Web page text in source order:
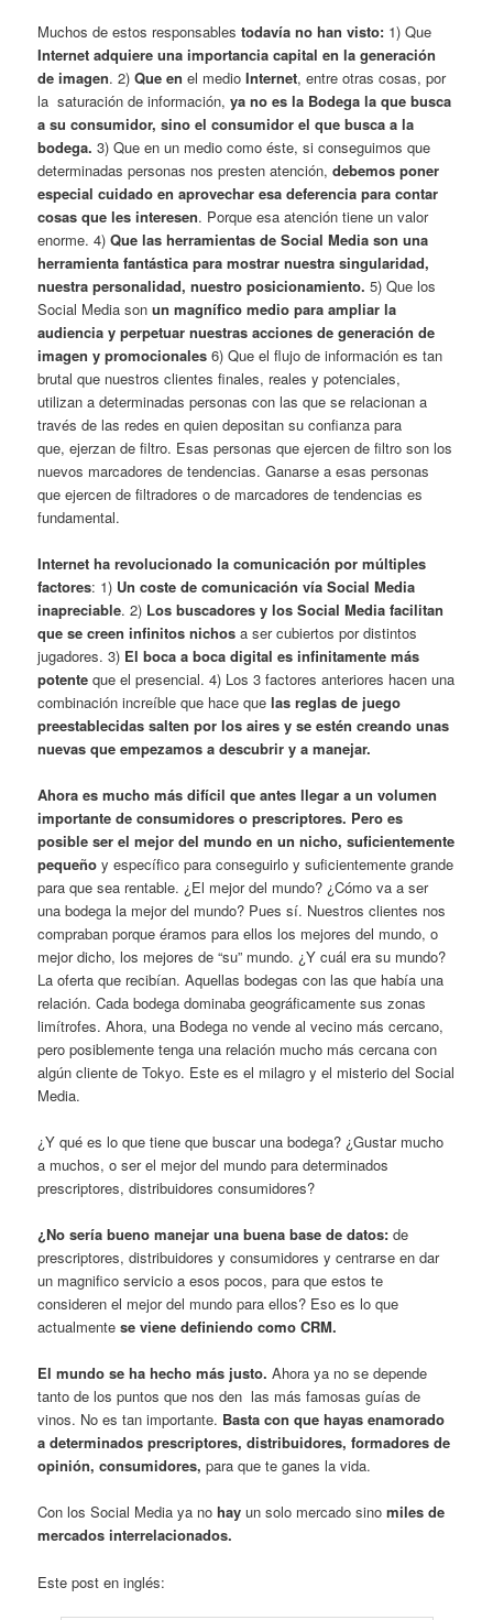
Muchos de estos responsablestodavía no han visto: 1) Que
Internet adquiere una importancia capital en la generación
de imagen. 2)Que en el medioInternet, entre otras cosas, por
la saturación de información,ya no es la Bodega la que busca
a su consumidor, sino el consumidor el que busca a la
bodega. 3) Que en un medio como éste, si conseguimos que
determinadas personas nos presten atención,debemos poner
especial cuidado en aprovechar esa deferencia para contar
cosas que les interesen. Porque esa atención tiene un valor
enorme. 4)Que las herramientas de Social Media son una
herramienta fantástica para mostrar nuestra singularidad,
nuestra personalidad, nuestro posicionamiento. 5) Que los
Social Media sonun magnífico medio para ampliar la
audiencia y perpetuar nuestras acciones de generación de
imagen y promocionales 6) Que el flujo de información es tan
brutal que nuestros clientes finales, reales y potenciales,
utilizan a determinadas personas con las que se relacionan a
través de las redes en quien depositan su confianza para
que, ejerzan de filtro. Esas personas que ejercen de filtro son los
nuevos marcadores de tendencias. Ganarse a esas personas
que ejercen de filtradores o de marcadores de tendencias es
fundamental.
Internet ha revolucionado la comunicación por múltiples
factores: 1) Un coste de comunicación vía Social Media
inapreciable. 2) Los buscadores y los Social Media facilitan
que se creen infinitos nichos a ser cubiertos por distintos
jugadores. 3) El boca a boca digital es infinitamente más
potente que el presencial. 4) Los 3 factores anteriores hacen una
combinación increíble que hace quelas reglas de juego
preestablecidas salten por los aires y se estén creando unas
nuevas que empezamos a descubrir y a manejar.
Ahora es mucho más difícil que antes llegar a un volumen
importante de consumidores o prescriptores. Pero es
posible ser el mejor del mundo en un nicho, suficientemente
pequeño y específico para conseguirlo y suficientemente grande
para que sea rentable. ¿El mejor del mundo? ¿Cómo va a ser
una bodega la mejor del mundo? Pues sí. Nuestros clientes nos
compraban porque éramos para ellos los mejores del mundo, o
mejor dicho, los mejores de “su” mundo. ¿Y cuál era su mundo?
La oferta que recibían. Aquellas bodegas con las que había una
relación. Cada bodega dominaba geográficamente sus zonas
limítrofes. Ahora, una Bodega no vende al vecino más cercano,
pero posiblemente tenga una relación mucho más cercana con
algún cliente de Tokyo. Este es el milagro y el misterio del Social
Media.
¿Y qué es lo que tiene que buscar una bodega? ¿Gustar mucho
a muchos, o ser el mejor del mundo para determinados
prescriptores, distribuidores consumidores?
¿No sería bueno manejar una buena base de datos: de
prescriptores, distribuidores y consumidores y centrarse en dar
un magnifico servicio a esos pocos, para que estos te
consideren el mejor del mundo para ellos? Eso es lo que
actualmentese viene definiendo como CRM.
El mundo se ha hecho más justo. Ahora ya no se depende
tanto de los puntos que nos den las más famosas guías de
vinos. No es tan importante. Basta con que hayas enamorado
a determinados prescriptores, distribuidores, formadores de
opinión, consumidores, para que te ganes la vida.
Con los Social Media ya nohay un solo mercado sino miles de
mercados interrelacionados.
Este post en inglés: